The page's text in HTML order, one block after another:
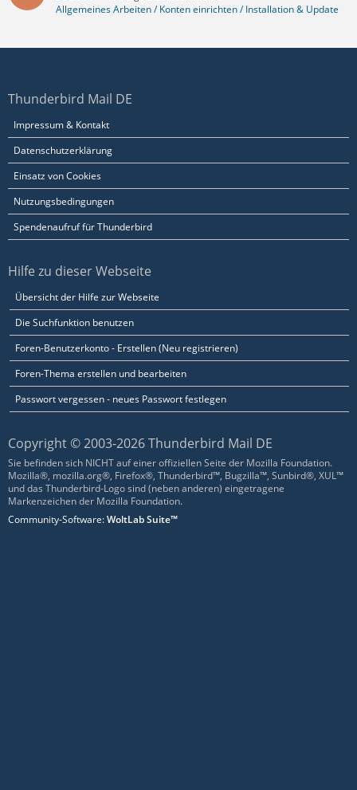
Allgemeines Arbeiten / Konten einrichten / Installation & Update
Thunderbird Mail DE
Impressum & Kontakt
Datenschutzerklärung
Einsatz von Cookies
Nutzungsbedingungen
Spendenaufruf für Thunderbird
Hilfe zu dieser Webseite
Übersicht der Hilfe zur Webseite
Die Suchfunktion benutzen
Foren-Benutzerkonto - Erstellen (Neu registrieren)
Foren-Thema erstellen und bearbeiten
Passwort vergessen - neues Passwort festlegen
Copyright © 2003-2026 Thunderbird Mail DE
Sie befinden sich NICHT auf einer offiziellen Seite der Mozilla Foundation.
Mozilla®, mozilla.org®, Firefox®, Thunderbird™, Bugzilla™, Sunbird®, XUL™
und das Thunderbird-Logo sind (neben anderen) eingetragene
Markenzeichen der Mozilla Foundation.
Community-Software:WoltLab Suite™